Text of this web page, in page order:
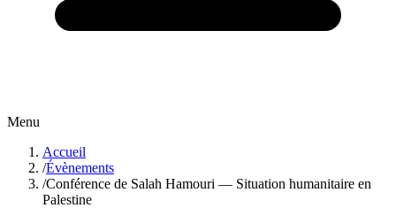
Menu
Accueil
/Évènements
/Conférence de Salah Hamouri — Situation humanitaire en
Palestine